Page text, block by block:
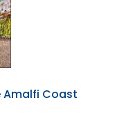
Amalfi Coast